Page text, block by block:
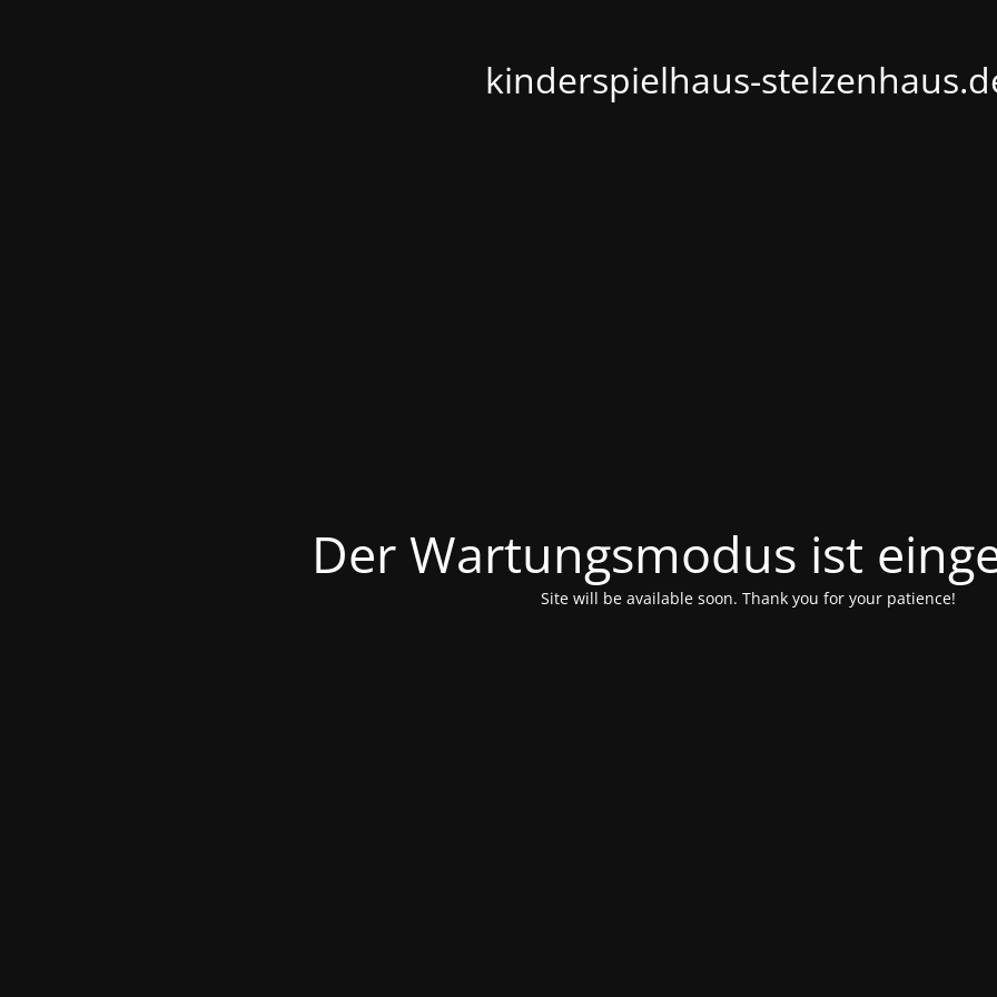
kinderspielhaus-
Der Wartungsmodus ist
Site will be available soon. Thank you for your patience!